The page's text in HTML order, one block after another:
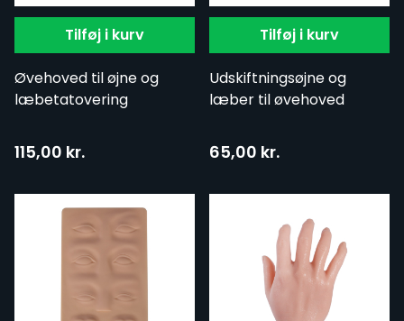
Tilføj i kurv
Øvehoved til øjne og
læbetatovering
115,00 kr.
Tilføj i kurv
Udskiftningsøjne og
læber til øvehoved
65,00 kr.